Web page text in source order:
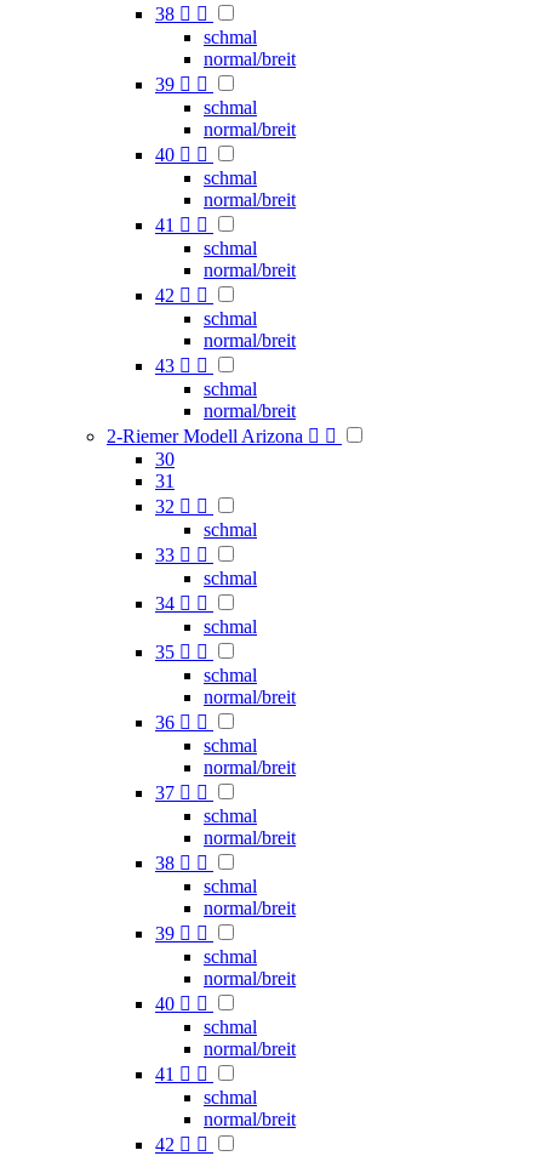
38  
schmal
normal/breit
39  
schmal
normal/breit
40  
schmal
normal/breit
41  
schmal
normal/breit
42  
schmal
normal/breit
43  
schmal
normal/breit
2-Riemer Modell Arizona  
30
31
32  
schmal
33  
schmal
34  
schmal
35  
schmal
normal/breit
36  
schmal
normal/breit
37  
schmal
normal/breit
38  
schmal
normal/breit
39  
schmal
normal/breit
40  
schmal
normal/breit
41  
schmal
normal/breit
42  